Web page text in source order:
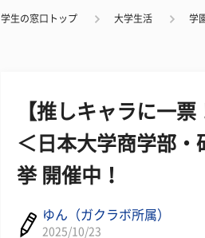
学生の窓口トップ 大学生活 学
【推しキャラに一
＜日本大学商学部・
挙 開催中！
ゆん（ガクラボ所属）
2025/10/23